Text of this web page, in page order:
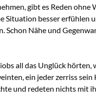
gibt es Reden
Situation besser erfühlen
Schon Nähe und
all das Unglück hörten,
ein jeder zerriss
und redeten nichts mit